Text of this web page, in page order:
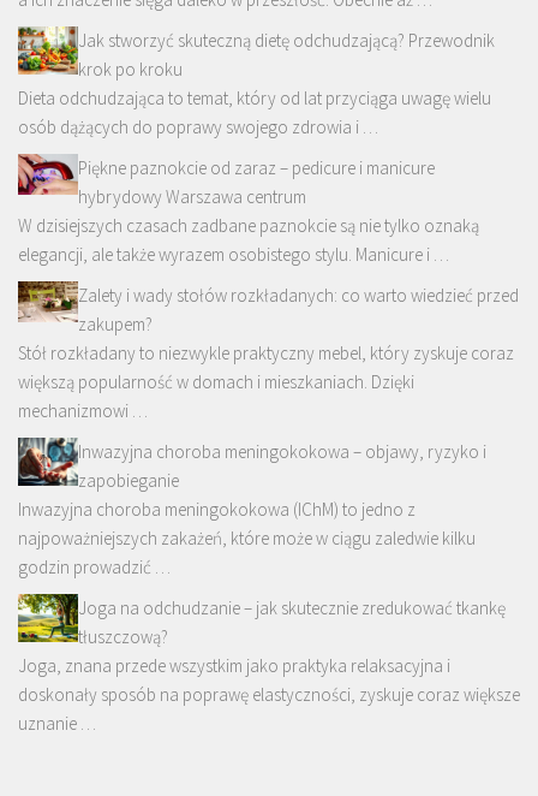
Jak stworzyć skuteczną dietę odchudzającą? Przewodnik
krok po kroku
Dieta odchudzająca to temat, który od lat przyciąga uwagę wielu
osób dążących do poprawy swojego zdrowia i …
Piękne paznokcie od zaraz – pedicure i manicure
hybrydowy Warszawa centrum
W dzisiejszych czasach zadbane paznokcie są nie tylko oznaką
elegancji, ale także wyrazem osobistego stylu. Manicure i …
Zalety i wady stołów rozkładanych: co warto wiedzieć przed
zakupem?
Stół rozkładany to niezwykle praktyczny mebel, który zyskuje coraz
większą popularność w domach i mieszkaniach. Dzięki
mechanizmowi …
Inwazyjna choroba meningokokowa – objawy, ryzyko i
zapobieganie
Inwazyjna choroba meningokokowa (IChM) to jedno z
najpoważniejszych zakażeń, które może w ciągu zaledwie kilku
godzin prowadzić …
Joga na odchudzanie – jak skutecznie zredukować tkankę
tłuszczową?
Joga, znana przede wszystkim jako praktyka relaksacyjna i
doskonały sposób na poprawę elastyczności, zyskuje coraz większe
uznanie …